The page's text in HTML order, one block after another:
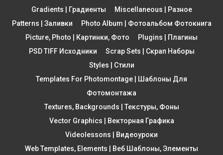
Gradients | Градиенты
Miscellaneous | Разное
Patterns | Заливки
Photo Album | Фотоальбом Фотокнига
Picture, Photo | Картинки, Фото
Plugins | Плагины
PSD TIFF Исходники
Scrap Sets | Скрап Наборы
Styles | Стили
Templates For Photomontage | Шаблоны Для
Фотомонтажа
Textures, Backgrounds | Текстуры, Фоны
Vector Graphics | Векторная Графика
Videolessons | Видеоуроки
Web Templates, Elements | Веб Шаблоны, Элементы